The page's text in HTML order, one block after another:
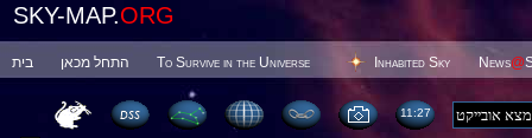
SKY-MAP.ORG
בית התחל מכאן To Survive in the Universe Inhabited Sky News@
11 27